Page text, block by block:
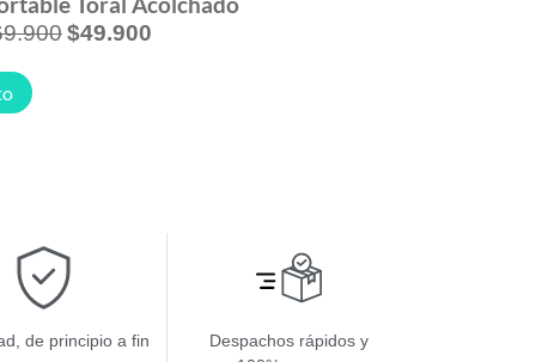
$49.900
de principio a fin
Despachos rápidos y